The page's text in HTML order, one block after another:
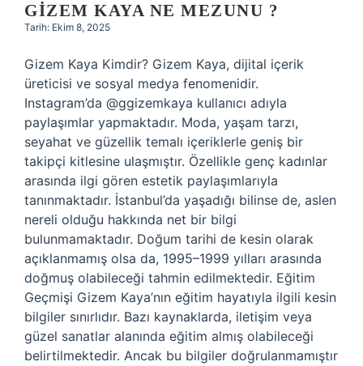
GIZEM KAYA NE MEZUNU ?
Tarih: Ekim 8, 2025
Gizem Kaya Kimdir? Gizem Kaya, dijital içerik
üreticisi ve sosyal medya fenomenidir.
Instagram’da @ggizemkaya kullanıcı adıyla
paylaşımlar yapmaktadır. Moda, yaşam tarzı,
seyahat ve güzellik temalı içeriklerle geniş bir
takipçi kitlesine ulaşmıştır. Özellikle genç kadınlar
arasında ilgi gören estetik paylaşımlarıyla
tanınmaktadır. İstanbul’da yaşadığı bilinse de, aslen
nereli olduğu hakkında net bir bilgi
bulunmamaktadır. Doğum tarihi de kesin olarak
açıklanmamış olsa da, 1995–1999 yılları arasında
doğmuş olabileceği tahmin edilmektedir. Eğitim
Geçmişi Gizem Kaya’nın eğitim hayatıyla ilgili kesin
bilgiler sınırlıdır. Bazı kaynaklarda, iletişim veya
güzel sanatlar alanında eğitim almış olabileceği
belirtilmektedir. Ancak bu bilgiler doğrulanmamıştır